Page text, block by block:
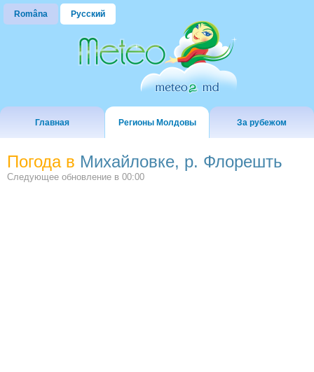
Româna Русский
Главная Регионы Молдовы За рубежом
Погода в Михайловке, р. Флорешть
Следующее обновление в 00:00